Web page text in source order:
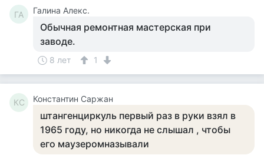
ГА Галина Алекс.
Обычная ремонтная мастерская при
заводе.
8 лет 1
КС Константин Саржан
штангенциркуль первый раз в руки взял в
1965 году, но никогда не слышал , чтобы
его маузеромназывали